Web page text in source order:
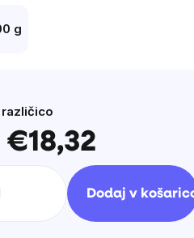
g
€18,32
na
enoto:
Dodaj v